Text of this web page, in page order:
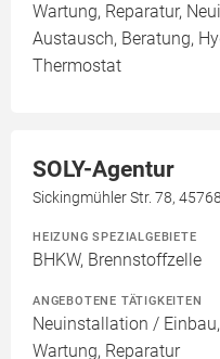
Wartung, Reparatur,
Austausch, Beratung,
Thermostat
SOLY-Agentur
Sickingmühler Str. 78,
HEIZUNG SPEZIALGEBIETE
BHKW, Brennstoffzelle
ANGEBOTENE TÄTIGKEITEN
Neuinstallation /
Wartung, Reparatur